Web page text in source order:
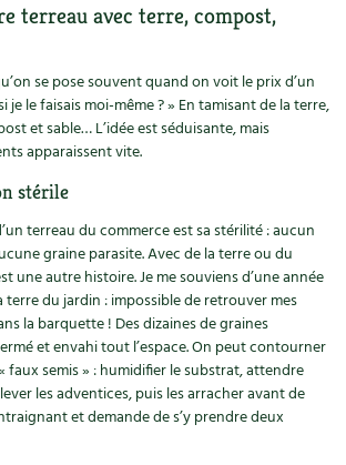
terreau avec terre, compost,
se pose souvent quand on voit le prix d’un
je le faisais moi-même ? » En tamisant de la terre,
et sable… L’idée est séduisante, mais
apparaissent vite.
stérile
terreau du commerce est sa stérilité : aucun
graine parasite. Avec de la terre ou du
une autre histoire. Je me souviens d’une année
terre du jardin : impossible de retrouver mes
la barquette ! Des dizaines de graines
et envahi tout l’espace. On peut contourner
faux semis » : humidifier le substrat, attendre
les adventices, puis les arracher avant de
et demande de s’y prendre deux